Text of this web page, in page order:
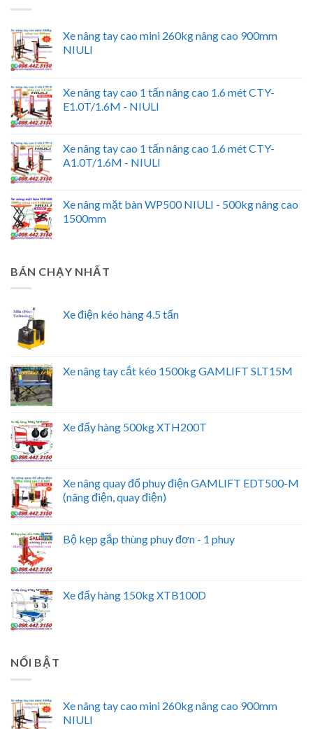
Xe nâng tay cao mini 260kg nâng cao 900mm
NIULI
Xe nâng tay cao 1 tấn nâng cao 1.6 mét CTY-
E1.0T/1.6M - NIULI
Xe nâng tay cao 1 tấn nâng cao 1.6 mét CTY-
A1.0T/1.6M - NIULI
Xe nâng mặt bàn WP500 NIULI - 500kg nâng cao
1500mm
BÁN CHẠY NHẤT
Xe điện kéo hàng 4.5 tấn
Xe nâng tay cắt kéo 1500kg GAMLIFT SLT15M
Xe đẩy hàng 500kg XTH200T
Xe nâng quay đổ phuy điện GAMLIFT EDT500-M
(nâng điện, quay điện)
Bộ kẹp gắp thùng phuy đơn - 1 phuy
Xe đẩy hàng 150kg XTB100D
NỔI BẬT
Xe nâng tay cao mini 260kg nâng cao 900mm
NIULI